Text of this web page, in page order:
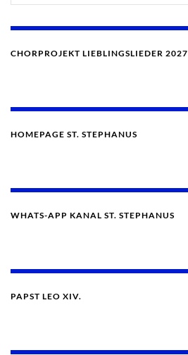
CHORPROJEKT LIEBLINGSLIEDER 2027
HOMEPAGE ST. STEPHANUS
WHATS-APP KANAL ST. STEPHANUS
PAPST LEO XIV.